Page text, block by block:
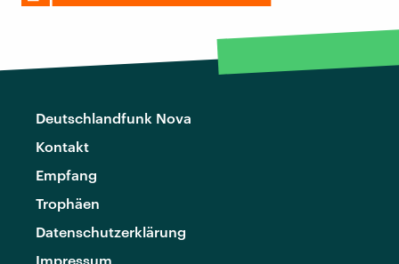
Deutschlandfunk Nova
Kontakt
Empfang
Trophäen
Datenschutzerklärung
Impressum